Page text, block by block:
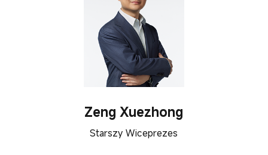
Zeng Xuezhong
Starszy Wiceprezes